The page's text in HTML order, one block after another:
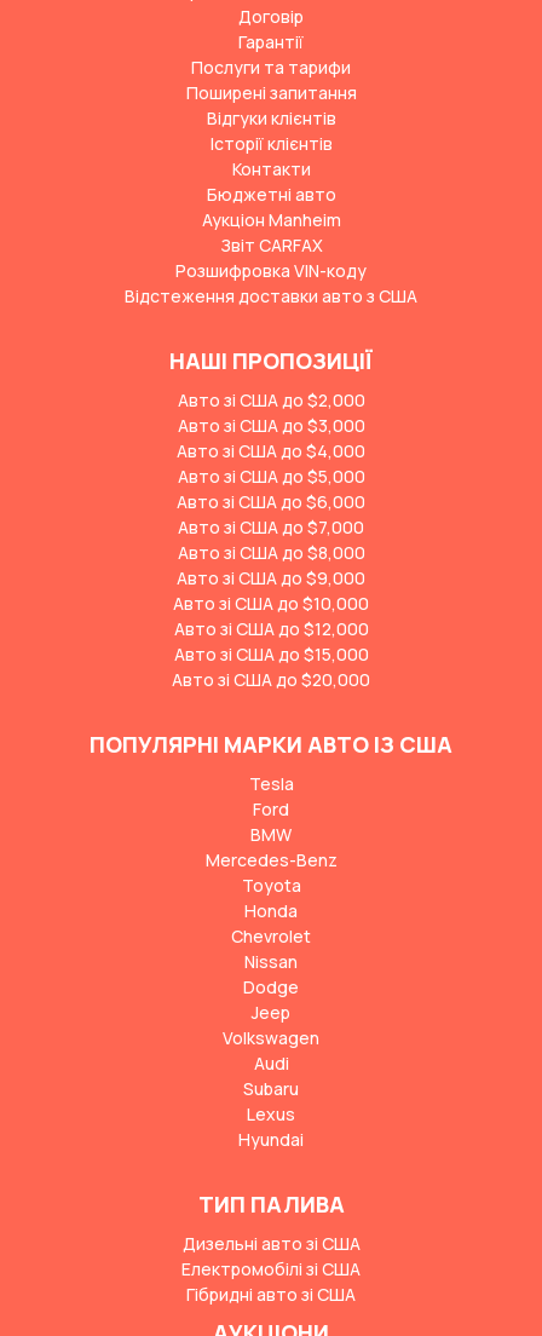
Договір
Гарантії
Послуги та тарифи
Поширені запитання
Відгуки клієнтів
Історії клієнтів
Контакти
Бюджетні авто
Аукціон Manheim
Звіт CARFAX
Розшифровка VIN-коду
Відстеження доставки авто з США
НАШІ ПРОПОЗИЦІЇ
Авто зі США до $2,000
Авто зі США до $3,000
Авто зі США до $4,000
Авто зі США до $5,000
Авто зі США до $6,000
Авто зі США до $7,000
Авто зі США до $8,000
Авто зі США до $9,000
Авто зі США до $10,000
Авто зі США до $12,000
Авто зі США до $15,000
Авто зі США до $20,000
ПОПУЛЯРНІ МАРКИ АВТО ІЗ США
Tesla
Ford
BMW
Mercedes-Benz
Toyota
Honda
Chevrolet
Nissan
Dodge
Jeep
Volkswagen
Audi
Subaru
Lexus
Hyundai
ТИП ПАЛИВА
Дизельні авто зі США
Електромобілі зі США
Гібридні авто зі США